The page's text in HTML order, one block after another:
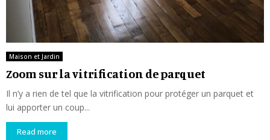
Maison et Jardin
Zoom sur la vitrification de parquet
Il n’y a rien de tel que la vitrification pour protéger un parquet et
lui apporter un coup...
Read more